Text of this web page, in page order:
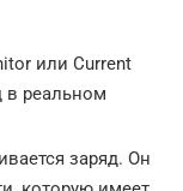
или Current
в реальном
заряд. Он